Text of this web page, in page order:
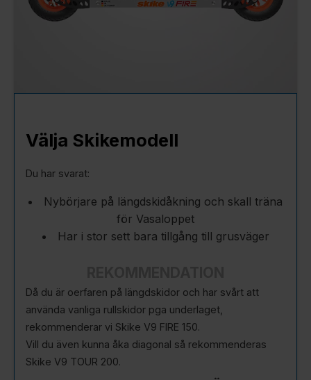
Välja Skikemodell
Du har svarat:
Nybörjare på längdskidåkning och skall träna
för Vasaloppet
Har i stor sett bara tillgång till grusväger
Då du är oerfaren på längdskidor och har svårt att
använda vanliga rullskidor pga underlaget,
rekommenderar vi Skike V9 FIRE 150.
Vill du även kunna åka diagonal så rekommenderas
Skike V9 TOUR 200.